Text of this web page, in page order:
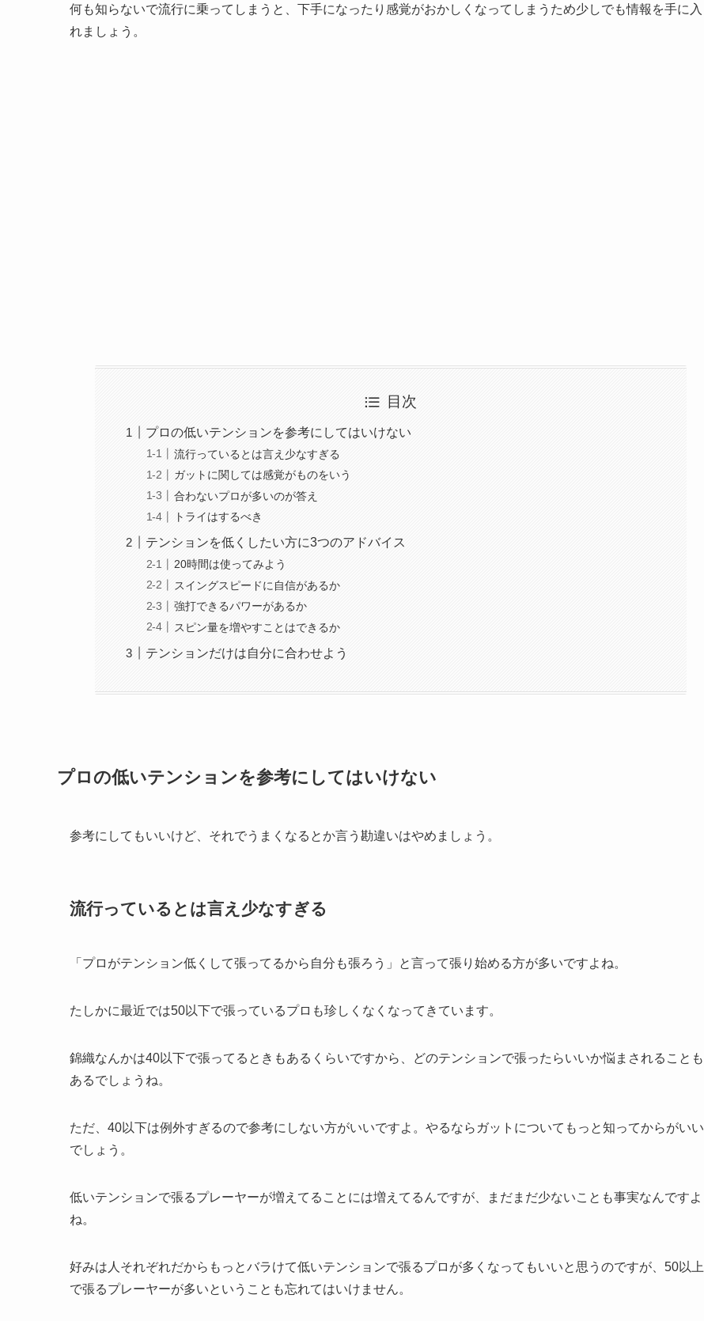
何も知らないで流行に乗ってしまうと、下手になったり感覚がおかしくなってしまうため少しでも情報を手に入
れましょう。
目次
プロの低いテンションを参考にしてはいけない
流行っているとは言え少なすぎる
ガットに関しては感覚がものをいう
合わないプロが多いのが答え
トライはするべき
テンションを低くしたい方に3つのアドバイス
20時間は使ってみよう
スイングスピードに自信があるか
強打できるパワーがあるか
スピン量を増やすことはできるか
テンションだけは自分に合わせよう
プロの低いテンションを参考にしてはいけない
参考にしてもいいけど、それでうまくなるとか言う勘違いはやめましょう。
流行っているとは言え少なすぎる
「プロがテンション低くして張ってるから自分も張ろう」と言って張り始める方が多いですよね。
たしかに最近では50以下で張っているプロも珍しくなくなってきています。
錦織なんかは40以下で張ってるときもあるくらいですから、どのテンションで張ったらいいか悩まされることも
あるでしょうね。
ただ、40以下は例外すぎるので参考にしない方がいいですよ。やるならガットについてもっと知ってからがいい
でしょう。
低いテンションで張るプレーヤーが増えてることには増えてるんですが、まだまだ少ないことも事実なんですよ
ね。
好みは人それぞれだからもっとバラけて低いテンションで張るプロが多くなってもいいと思うのですが、50以上
で張るプレーヤーが多いということも忘れてはいけません。